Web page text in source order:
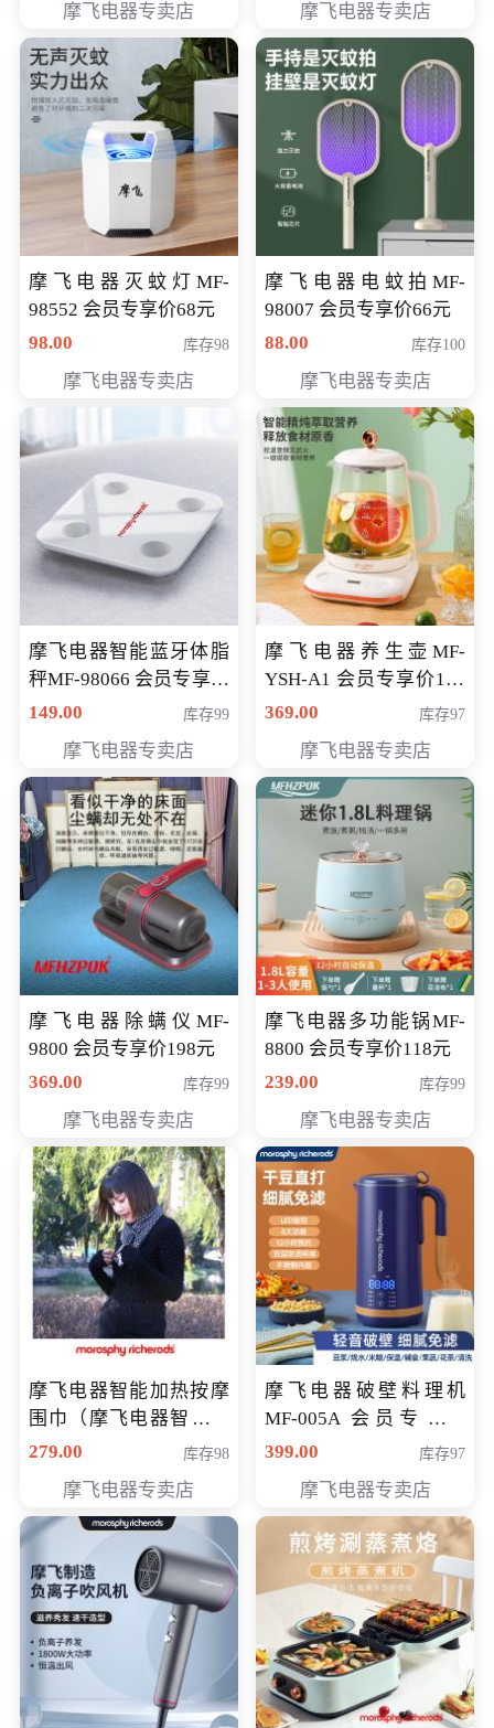
摩飞电器专卖店 摩飞电器专卖店
摩飞电器灭蚊灯MF-
98552 会员专享价68元
98.00
库存98
摩飞电器专卖店
摩飞电器电蚊拍MF-
98007 会员专享价66元
88.00
库存100
摩飞电器专卖店
摩飞电器智能蓝牙体脂
秤MF-98066 会员专享价
98元
149.00 库存99
摩飞电器专卖店
摩飞电器养生壶MF-
YSH-A1 会员专享价198
元
369.00 库存97
摩飞电器专卖店
摩飞电器除螨仪MF-
9800 会员专享价198元
369.00
库存99
摩飞电器专卖店
摩飞电器多功能锅MF-
8800 会员专享价118元
239.00
库存99
摩飞电器专卖店
摩飞电器智能加热按摩
围巾（摩飞电器智能加
热按摩围脖） 会员专享
279.00 库存98
摩飞电器专卖店
摩飞电器破壁料理机
MF-005A 会员专享价
198元
399.00 库存97
摩飞电器专卖店